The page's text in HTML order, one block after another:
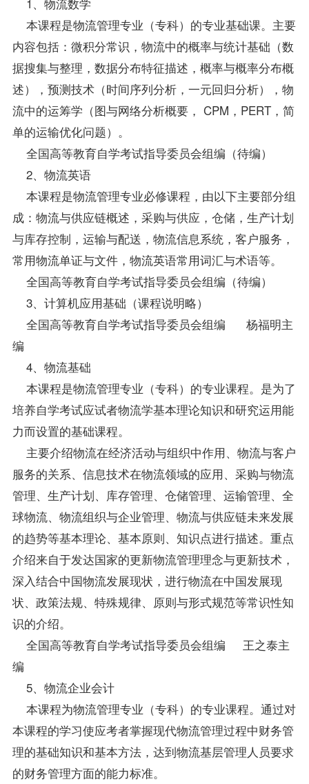
本课程是物流管理专业（专科）的专业基础课。主要
内容包括：微积分常识，物流中的概率与统计基础（数
据搜集与整理，数据分布特征描述，概率与概率分布概
述），预测技术（时间序列分析，一元回归分析），物
流中的运筹学（图与网络分析概要， CPM，PERT，简
单的运输优化问题）。
全国高等教育自学考试指导委员会组编（待编）
2、物流英语
本课程是物流管理专业必修课程，由以下主要部分组
成：物流与供应链概述，采购与供应，仓储，生产计划
与库存控制，运输与配送，物流信息系统，客户服务，
常用物流单证与文件，物流英语常用词汇与术语等。
全国高等教育自学考试指导委员会组编（待编）
3、计算机应用基础（课程说明略）
全国高等教育自学考试指导委员会组编 杨福明主
编
4、物流基础
本课程是物流管理专业（专科）的专业课程。是为了
培养自学考试应试者物流学基本理论知识和研究运用能
力而设置的基础课程。
主要介绍物流在经济活动与组织中作用、物流与客户
服务的关系、信息技术在物流领域的应用、采购与物流
管理、生产计划、库存管理、仓储管理、运输管理、全
球物流、物流组织与企业管理、物流与供应链未来发展
的趋势等基本理论、基本原则、知识点进行描述。重点
介绍来自于发达国家的更新物流管理理念与更新技术，
深入结合中国物流发展现状，进行物流在中国发展现
状、 政策法规、特殊规律、原则与形式规范等常识性知
识的介绍。
全国高等教育自学考试指导委员会组编 王之泰主
编
5、物流企业会计
本课程为物流管理专业（专科）的专业课程。通过对
本课程的学习使应考者掌握现代物流管理过程中财务管
理的基础知识和基本方法，达到物流基层管理人员要求
的财务管理方面的能力标准。